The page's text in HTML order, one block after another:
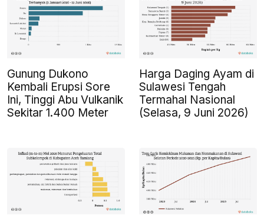
Gunung Dukono
Kembali Erupsi Sore
Ini, Tinggi Abu Vulkanik
Sekitar 1.400 Meter
Harga Daging Ayam di
Sulawesi Tengah
Termahal Nasional
(Selasa, 9 Juni 2026)